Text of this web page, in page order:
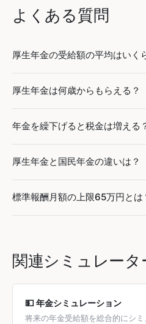
よくある質問
厚生年金の受給額の平均はいく
女性約10.5万円）です。老齢基
給額は加入期間と現役時代の給
す。
厚生年金は何歳からもらえる？
ることもできますが、1月あた
下げ受給で最大75歳まで遅らせ
れます。
年金を繰下げると税金は増える
増える可能性があります。特に
と税負担が増えるため、手取り
計算より遅くなります。
厚生年金と国民年金の違いは？
約68,000円です。厚生年金は
部分で、給与に比例した年金が
標準報酬月額の上限65万円とは
万円として扱われます。そのた
「コスパ」は下がります。
関連シミュレータ
💵 年金シミュレーション
将来の年金受給額を総合的にシ